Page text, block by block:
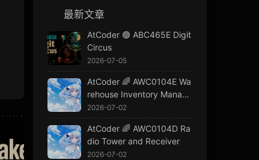
最新文章
AtCoder 🟢 ABC465E Digit
Circus
2026-07-05
AtCoder 🌈 AWC0104E Wa
rehouse Inventory Manage
ment
2026-07-02
AtCoder 🌈 AWC0104D Ra
dio Tower and Receiver
2026-07-02